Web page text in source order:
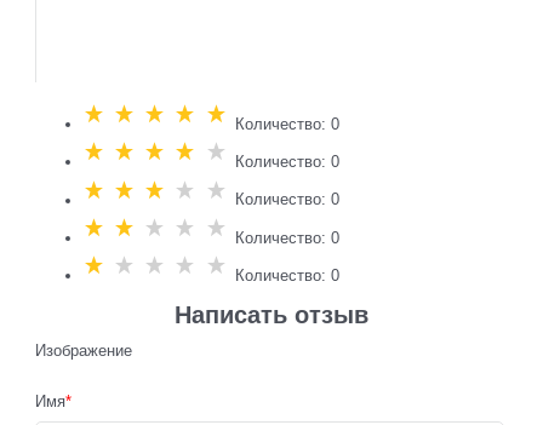
Количество: 0
Количество: 0
Количество: 0
Количество: 0
Количество: 0
Написать отзыв
Изображение
Имя